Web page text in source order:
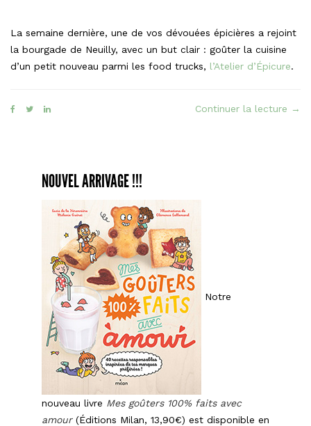
La semaine dernière, une de vos dévouées épicières a rejoint
la bourgade de Neuilly, avec un but clair : goûter la cuisine
d’un petit nouveau parmi les food trucks, l’Atelier d’Épicure.
Continuer la lecture «
→
NOUVEL ARRIVAGE !!!
Notre
nouveau livre Mes goûters 100% faits avec
amour(Éditions Milan, 13,90€) est disponible en